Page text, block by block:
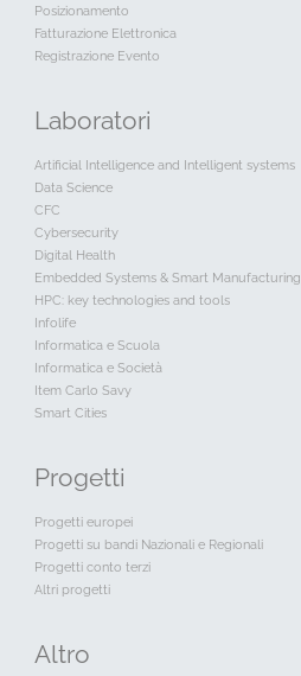
Posizionamento
Fatturazione Elettronica
Registrazione Evento
Laboratori
Artificial Intelligence and Intelligent systems
Data Science
CFC
Cybersecurity
Digital Health
Embedded Systems & Smart Manufacturing
HPC: key technologies and tools
Infolife
Informatica e Scuola
Informatica e Società
Item Carlo Savy
Smart Cities
Progetti
Progetti europei
Progetti su bandi Nazionali e Regionali
Progetti conto terzi
Altri progetti
Altro